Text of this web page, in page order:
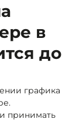
в
до
графика
принимать